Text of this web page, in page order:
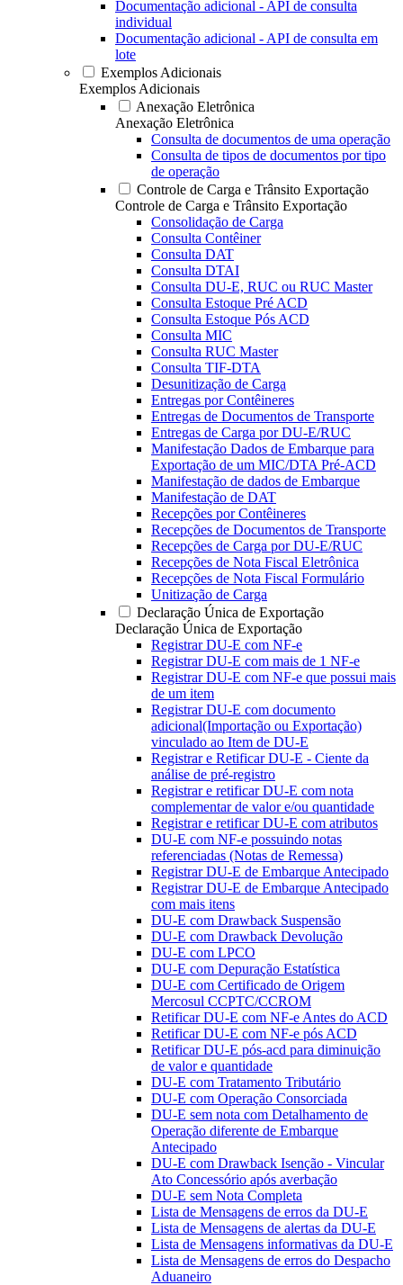
Documentação adicional - API de consulta
individual
Documentação adicional - API de consulta em
lote
Exemplos Adicionais
Exemplos Adicionais
Anexação Eletrônica
Anexação Eletrônica
Consulta de documentos de uma operação
Consulta de tipos de documentos por tipo
de operação
Controle de Carga e Trânsito Exportação
Controle de Carga e Trânsito Exportação
Consolidação de Carga
Consulta Contêiner
Consulta DAT
Consulta DTAI
Consulta DU-E, RUC ou RUC Master
Consulta Estoque Pré ACD
Consulta Estoque Pós ACD
Consulta MIC
Consulta RUC Master
Consulta TIF-DTA
Desunitização de Carga
Entregas por Contêineres
Entregas de Documentos de Transporte
Entregas de Carga por DU-E/RUC
Manifestação Dados de Embarque para
Exportação de um MIC/DTA Pré-ACD
Manifestação de dados de Embarque
Manifestação de DAT
Recepções por Contêineres
Recepções de Documentos de Transporte
Recepções de Carga por DU-E/RUC
Recepções de Nota Fiscal Eletrônica
Recepções de Nota Fiscal Formulário
Unitização de Carga
Declaração Única de Exportação
Declaração Única de Exportação
Registrar DU-E com NF-e
Registrar DU-E com mais de 1 NF-e
Registrar DU-E com NF-e que possui mais
de um item
Registrar DU-E com documento
adicional(Importação ou Exportação)
vinculado ao Item de DU-E
Registrar e Retificar DU-E - Ciente da
análise de pré-registro
Registrar e retificar DU-E com nota
complementar de valor e/ou quantidade
Registrar e retificar DU-E com atributos
DU-E com NF-e possuindo notas
referenciadas (Notas de Remessa)
Registrar DU-E de Embarque Antecipado
Registrar DU-E de Embarque Antecipado
com mais itens
DU-E com Drawback Suspensão
DU-E com Drawback Devolução
DU-E com LPCO
DU-E com Depuração Estatística
DU-E com Certificado de Origem
Mercosul CCPTC/CCROM
Retificar DU-E com NF-e Antes do ACD
Retificar DU-E com NF-e pós ACD
Retificar DU-E pós-acd para diminuição
de valor e quantidade
DU-E com Tratamento Tributário
DU-E com Operação Consorciada
DU-E sem nota com Detalhamento de
Operação diferente de Embarque
Antecipado
DU-E com Drawback Isenção - Vincular
Ato Concessório após averbação
DU-E sem Nota Completa
Lista de Mensagens de erros da DU-E
Lista de Mensagens de alertas da DU-E
Lista de Mensagens informativas da DU-E
Lista de Mensagens de erros do Despacho
Aduaneiro